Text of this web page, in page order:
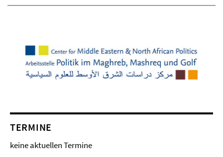
TERMINE
keine aktuellen Termine